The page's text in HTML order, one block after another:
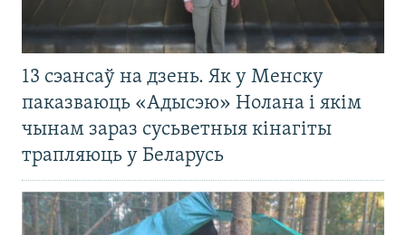
13 сэансаў на дзень. Як у Менску
паказваюць «Адысэю» Нолана і якім
чынам зараз сусьветныя кінагіты
трапляюць у Беларусь